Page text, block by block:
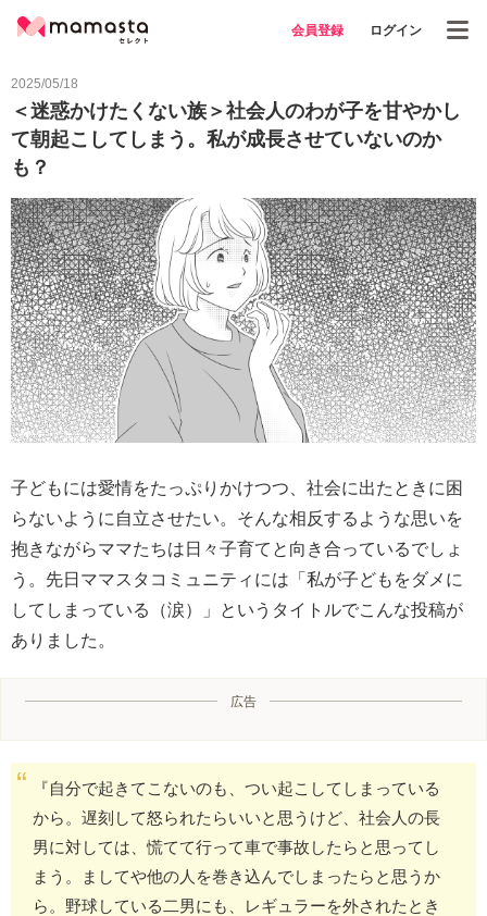
会員登録 ログイン
2025/05/18
＜迷惑かけたくない族＞社会人のわが子を甘やかし
て朝起こしてしまう。私が成長させていないのか
も？
子どもには愛情をたっぷりかけつつ、社会に出たときに困
らないように自立させたい。そんな相反するような思いを
抱きながらママたちは日々子育てと向き合っているでしょ
う。先日ママスタコミュニティには「私が子どもをダメに
してしまっている（涙）」というタイトルでこんな投稿が
ありました。
広告
『自分で起きてこないのも、つい起こしてしまっている
から。遅刻して怒られたらいいと思うけど、社会人の長
男に対しては、慌てて行って車で事故したらと思ってし
まう。ましてや他の人を巻き込んでしまったらと思うか
ら。野球している二男にも、レギュラーを外されたとき